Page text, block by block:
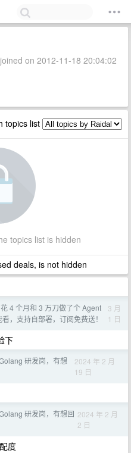
on 2012-11-18 20:04:02
topics list
topics list is hidden
deals, is not hidden
花 4 个月和 3 万刀做了个 Agent
，支持自部署，订阅免费送！
3 月
1 日
下
研发岗，有想
2024 年 2 月
19 日
研发岗，有想回 2024 年 2 月
2 日
度